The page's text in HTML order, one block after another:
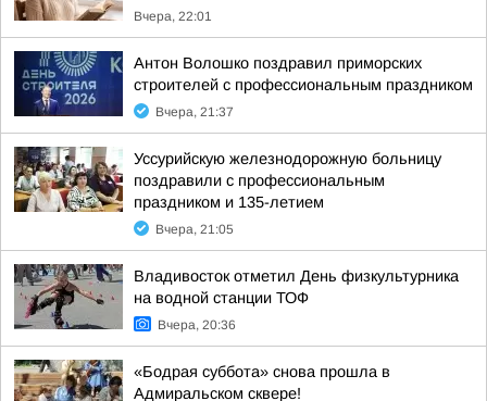
Вчера, 22:01
Антон Волошко поздравил приморских
строителей с профессиональным праздником
Вчера, 21:37
Уссурийскую железнодорожную больницу
поздравили с профессиональным
праздником и 135-летием
Вчера, 21:05
Владивосток отметил День физкультурника
на водной станции ТОФ
Вчера, 20:36
«Бодрая суббота» снова прошла в
Адмиральском сквере!